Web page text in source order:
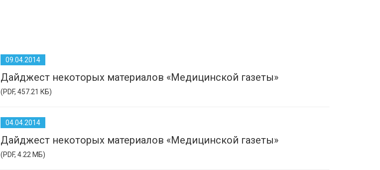
09.04.2014
Дайджест некоторых материалов «Медицинской газеты»
(PDF, 457.21 КБ)
04.04.2014
Дайджест некоторых материалов «Медицинской газеты»
(PDF, 4.22 МБ)